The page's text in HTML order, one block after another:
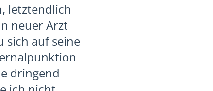
letztendlich
neuer Arzt
sich auf seine
dringend